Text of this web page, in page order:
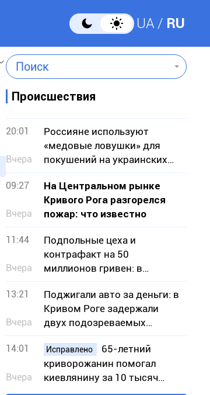
UA RU
Поиск
Происшествия
20:01
Вчера
Россияне используют
«медовые ловушки» для
покушений на украинских
военных — СБУ
09:27
Вчера
На Центральном рынке
Кривого Рога разгорелся
пожар: что известно
11:44
Вчера
Подпольные цеха и
контрафакт на 50
миллионов гривен: в
Кривом Роге будут судить
13 человек
13:21
Вчера
Поджигали авто за деньги: в
Кривом Роге задержали
двух подозреваемых
исполнительниц
14:01
Вчера
Исправлено
65-летний
криворожанин помогал
киевлянину за 10 тысяч
долларов незаконно